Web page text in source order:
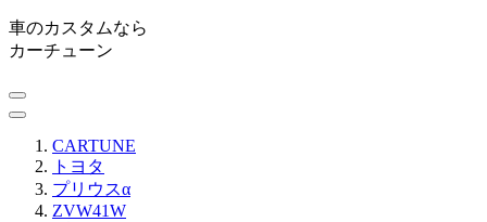
車のカスタムなら
カーチューン
CARTUNE
トヨタ
プリウスα
ZVW41W